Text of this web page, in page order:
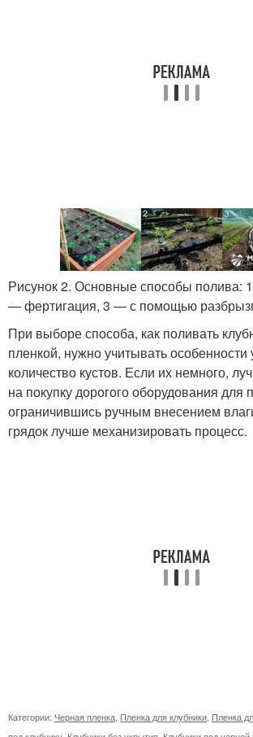
Рисунок 2. Основные способы полива:
— фертигация, 3 — с помощью
При выборе способа, как поливать
пленкой, нужно учитывать особенности
количество кустов. Если их немного,
на покупку дорогого оборудования для
ограничившись ручным внесением
грядок лучше механизировать процесс.
Категории: Черная пленка Пленка для клубники Пленка